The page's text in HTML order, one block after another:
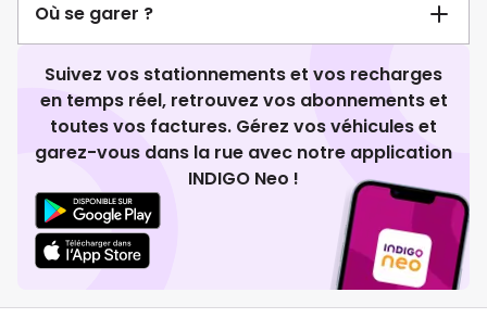
Où se garer ?
Suivez vos stationnements et vos recharges
en temps réel, retrouvez vos abonnements et
toutes vos factures. Gérez vos véhicules et
garez-vous dans la rue avec notre application
INDIGO Neo !